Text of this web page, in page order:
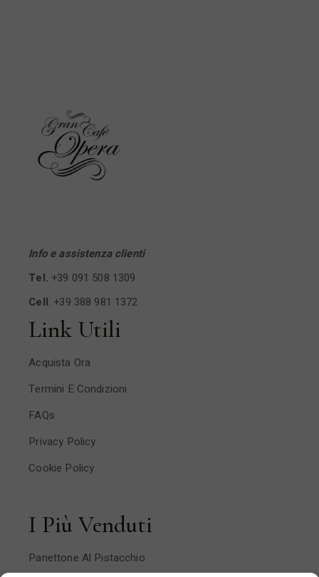
Info e assistenza clienti
Tel. +39 091 508 1309
Cell. +39 388 981 1372
Link Utili
Acquista Ora
Termini E Condizioni
FAQs
Privacy Policy
Cookie Policy
I Più Venduti
Panettone Al Pistacchio